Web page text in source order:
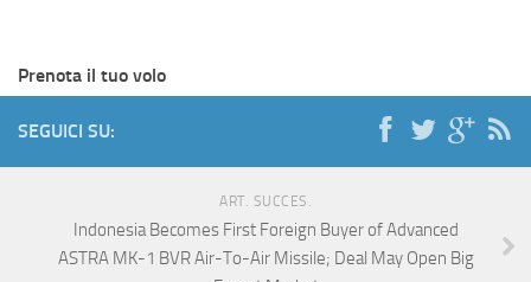
Prenota il tuo volo
SEGUICI SU:
ART. SUCCES.
Indonesia Becomes First Foreign Buyer of Advanced
ASTRA MK-1 BVR Air-To-Air Missile; Deal May Open Big